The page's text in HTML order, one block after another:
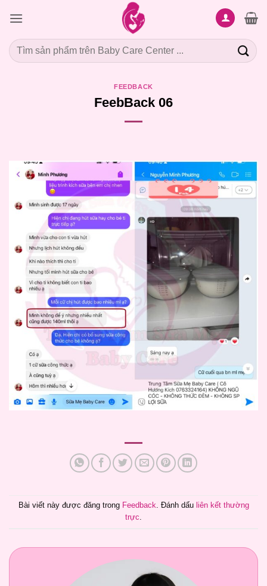
qua
dung
Tìm
kiếm:
FEEDBACK
FeebBack 06
Bài viết này được đăng trong Feedback. Đánh dấu liên kết thường
trực.